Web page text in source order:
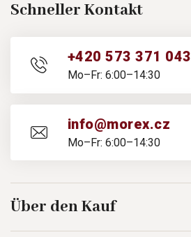
Schneller Kontakt
+420 573 371 043
Mo–Fr: 6:00–14:30
info@morex.cz
Mo–Fr: 6:00–14:30
Über den Kauf